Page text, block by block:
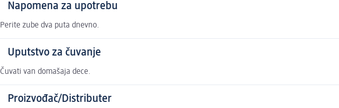
Napomena za upotrebu
Perite zube dva puta dnevno.
Uputstvo za čuvanje
Čuvati van domašaja dece.
Proizvođač/Distributer